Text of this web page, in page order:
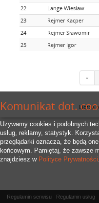
Komunikat dot.
Używamy cookies i podobnych
usług, reklamy, statystyk.
przeglądarki oznacza, że będą
końcowym. Pamiętaj, że zawsze
znajdziesz w Polityce Prywatności.
22
Lange Wiesław
23
Rejmer Kacper
24
Rejmer Sławomir
25
Rejmer Igor
«
Liczba
Regulamin serwisu Regulamin usług